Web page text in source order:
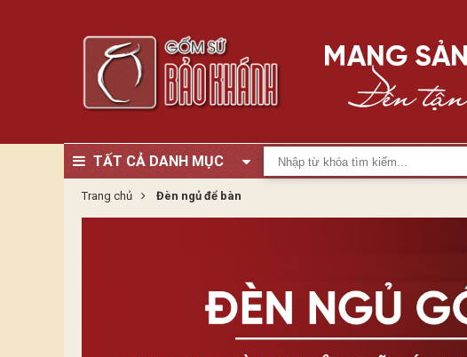
TẤT CẢ DANH MỤC
Trang chủ Đèn ngủ để bàn